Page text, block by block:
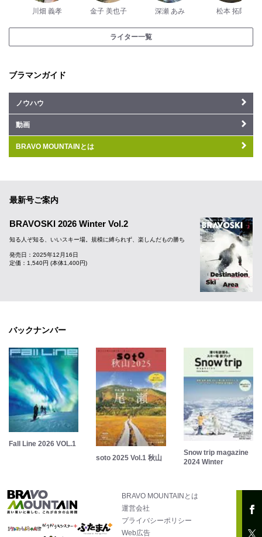
川畑 義孝 金子 美也子 深瀬 あみ 松本 拓郎
ライター一覧
ブラマンガイド
ノウハウ
動画
BRAVO MOUNTAINとは
最新号ご案内
BRAVOSKI 2026 Winter Vol.2
知る人ぞ知る、いいスキー場。規模に縛られず、楽しんだもの勝ち
発売日：2025年12月16日
定価：1,540円 (本体1,400円)
バックナンバー
Fall Line 2026 VOL.1
soto 2025 Vol.1 秋山
Snow trip magazine
2024 Winter
BRAVO MOUNTAINとは
運営会社
プライバシーポリシー
Web広告